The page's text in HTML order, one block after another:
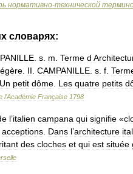
нормативно-технической
словарях:
s m Terme d
II CAMPANILLE s f
Un petit dôme Les quatre petits
l'Académie Française 1798
l’italien campana qui signifie «
acceptions Dans l’architecture
des cloches et qui est située